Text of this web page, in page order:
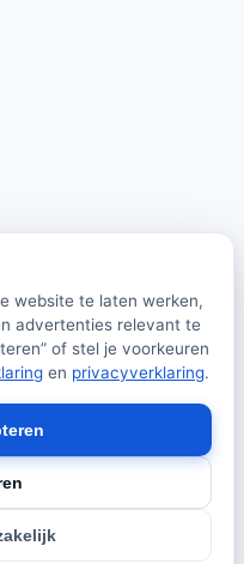
website te laten werken,
advertenties relevant te
of stel je voorkeuren
en privacyverklaring.
onder voorbehoud.